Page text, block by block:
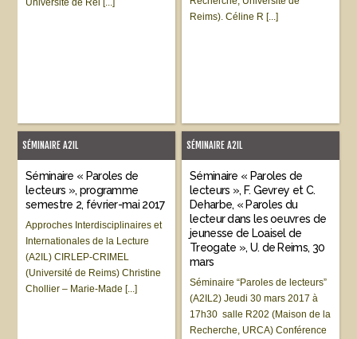
Reims). Céline R [...]
SÉMINAIRE A2IL
Séminaire « Paroles de
lecteurs », programme
semestre 2, février-mai 2017
Approches Interdisciplinaires et
Internationales de la Lecture
(A2IL) CIRLEP-CRIMEL
(Université de Reims) Christine
Chollier – Marie-Made [...]
SÉMINAIRE A2IL
Séminaire « Paroles de
lecteurs », F. Gevrey et C.
Deharbe, « Paroles du
lecteur dans les oeuvres de
jeunesse de Loaisel de
Treogate », U. de Reims, 30
mars
Séminaire “Paroles de lecteurs”
(A2IL2) Jeudi 30 mars 2017 à
17h30 salle R202 (Maison de la
Recherche, URCA) Conférence